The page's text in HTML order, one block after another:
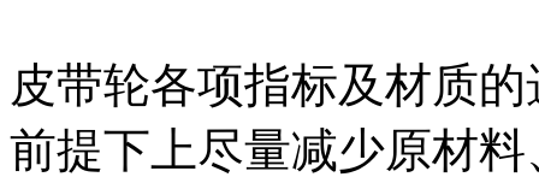
皮带轮各项指标及材质
前提下上尽量减少原材